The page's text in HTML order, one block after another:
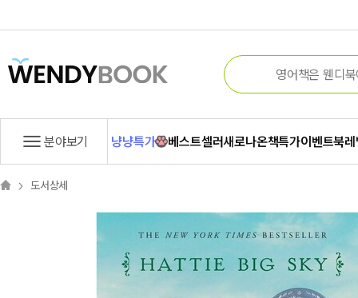
분야보기 냥냥특가 베스트셀러새로나온책특가이벤트북
도서상세